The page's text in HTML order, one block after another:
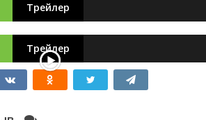
Трейлер
Трейлер